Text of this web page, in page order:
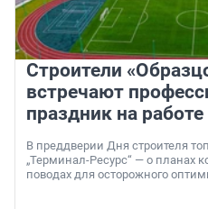
Строители
встречают
праздник на работе
В преддверии Дня строителя
„Терминал-Ресурс“ — о планах
поводах для осторожного